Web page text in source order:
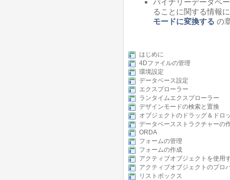
バイナリーデータベ
ることに関する情報
モードに変換する の
はじめに
4Dファイルの管理
環境設定
データベース設定
エクスプローラー
ランタイムエクスプローラー
デザインモードの検索と置換
オブジェクトのドラッグ＆ドロ
データベースストラクチャーの
ORDA
フォームの管理
フォームの作成
アクティブオブジェクトを使用
アクティブオブジェクトのプロ
リストボックス